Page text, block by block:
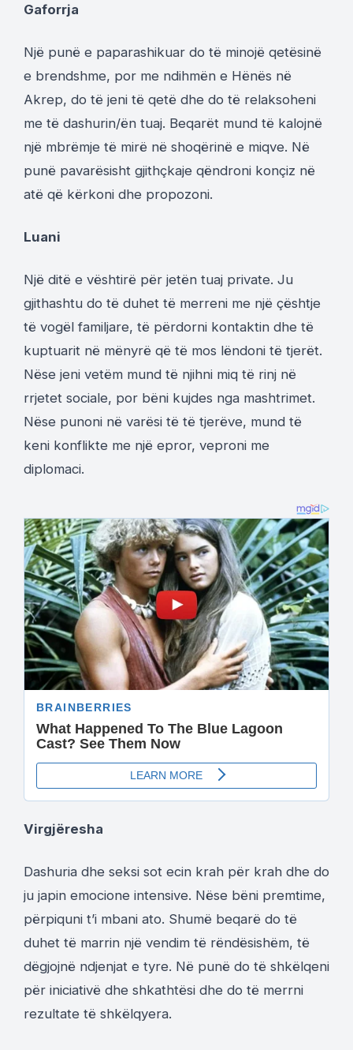
Gaforrja
Një punë e paparashikuar do të minojë qetësinë
e brendshme, por me ndihmën e Hënës në
Akrep, do të jeni të qetë dhe do të relaksoheni
me të dashurin/ën tuaj. Beqarët mund të kalojnë
një mbrëmje të mirë në shoqërinë e miqve. Në
punë pavarësisht gjithçkaje qëndroni konçiz në
atë që kërkoni dhe propozoni.
Luani
Një ditë e vështirë për jetën tuaj private. Ju
gjithashtu do të duhet të merreni me një çështje
të vogël familjare, të përdorni kontaktin dhe të
kuptuarit në mënyrë që të mos lëndoni të tjerët.
Nëse jeni vetëm mund të njihni miq të rinj në
rrjetet sociale, por bëni kujdes nga mashtrimet.
Nëse punoni në varësi të të tjerëve, mund të
keni konflikte me një epror, veproni me
diplomaci.
Virgjëresha
Dashuria dhe seksi sot ecin krah për krah dhe do
ju japin emocione intensive. Nëse bëni premtime,
përpiquni t’i mbani ato. Shumë beqarë do të
duhet të marrin një vendim të rëndësishëm, të
dëgjojnë ndjenjat e tyre. Në punë do të shkëlqeni
për iniciativë dhe shkathtësi dhe do të merrni
rezultate të shkëlqyera.